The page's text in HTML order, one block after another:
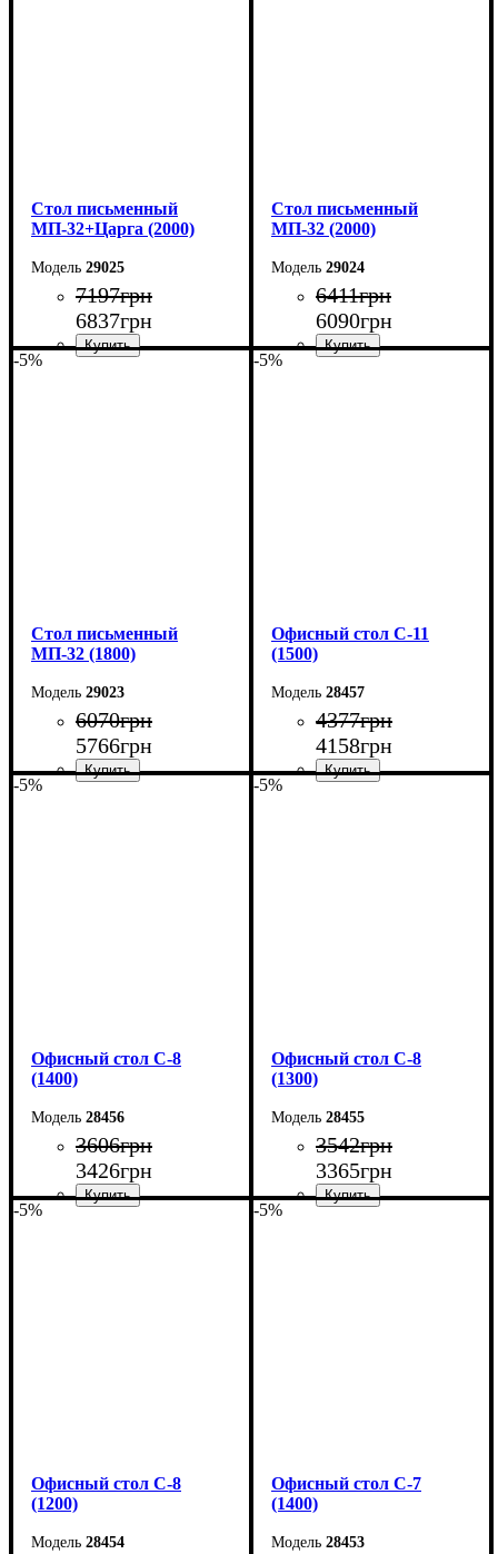
Cтол письменный
МП-32+Царга (2000)
29025
7197грн
6837грн
Cтол письменный
МП-32 (2000)
29024
6411грн
6090грн
-5%
Cтол письменный
МП-32 (1800)
29023
6070грн
5766грн
-5%
Офисный стол С-11
(1500)
28457
4377грн
4158грн
-5%
Офисный стол С-8
(1400)
28456
3606грн
3426грн
-5%
Офисный стол С-8
(1300)
28455
3542грн
3365грн
-5%
Офисный стол С-8
(1200)
28454
-5%
Офисный стол С-7
(1400)
28453